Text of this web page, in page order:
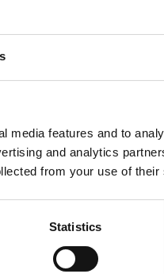
media features and to
and analytics
from your use of
Statistics